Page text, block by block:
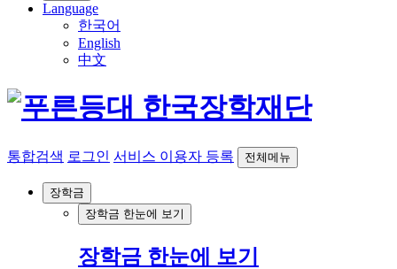
Language
한국어
English
中文
통합검색 로그인 서비스 이용자 등록 전체메뉴
장학금
장학금 한눈에 보기
장학금 한눈에 보기